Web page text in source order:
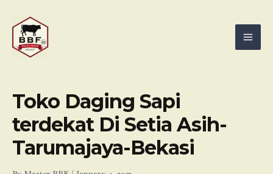
content
Toko Daging Sapi
terdekat Di Setia Asih-
Tarumajaya-Bekasi